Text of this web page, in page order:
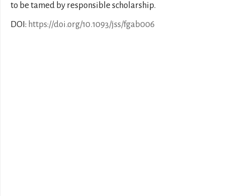
to be tamed by responsible scholarship.
DOI: https://doi.org/10.1093/jss/fgab006